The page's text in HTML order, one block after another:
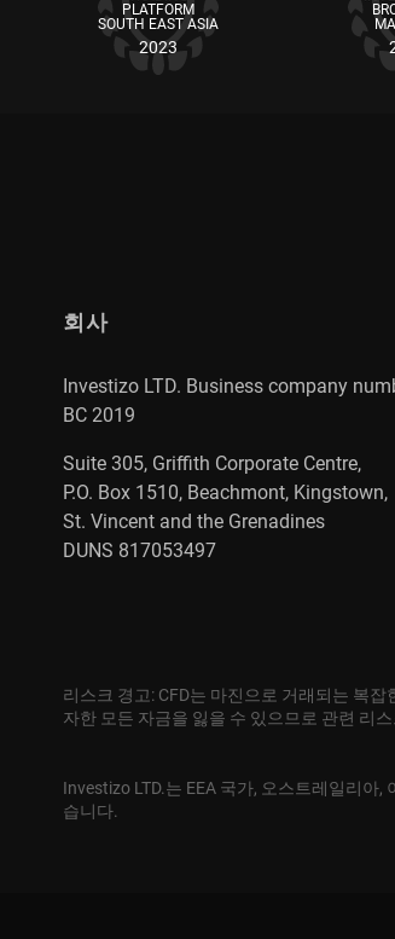
PLATFORM
SOUTH EAST ASIA
2023
회사
Investizo LTD. Business company
BC 2019
Suite 305, Griffith Corporate Centre,
P.O. Box 1510, Beachmont, Kingstown,
St. Vincent and the Grenadines
DUNS 817053497
리스크 경고: CFD는 마진으로 거래되는 복
자한 모든 자금을 잃을 수 있으므로 관련 리
Investizo LTD.는 EEA 국가, 오스트레일리아
습니다.